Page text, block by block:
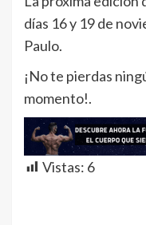
días 16 y 19 de
Paulo.
¡No te pierdas
momento!.
Vistas: 6